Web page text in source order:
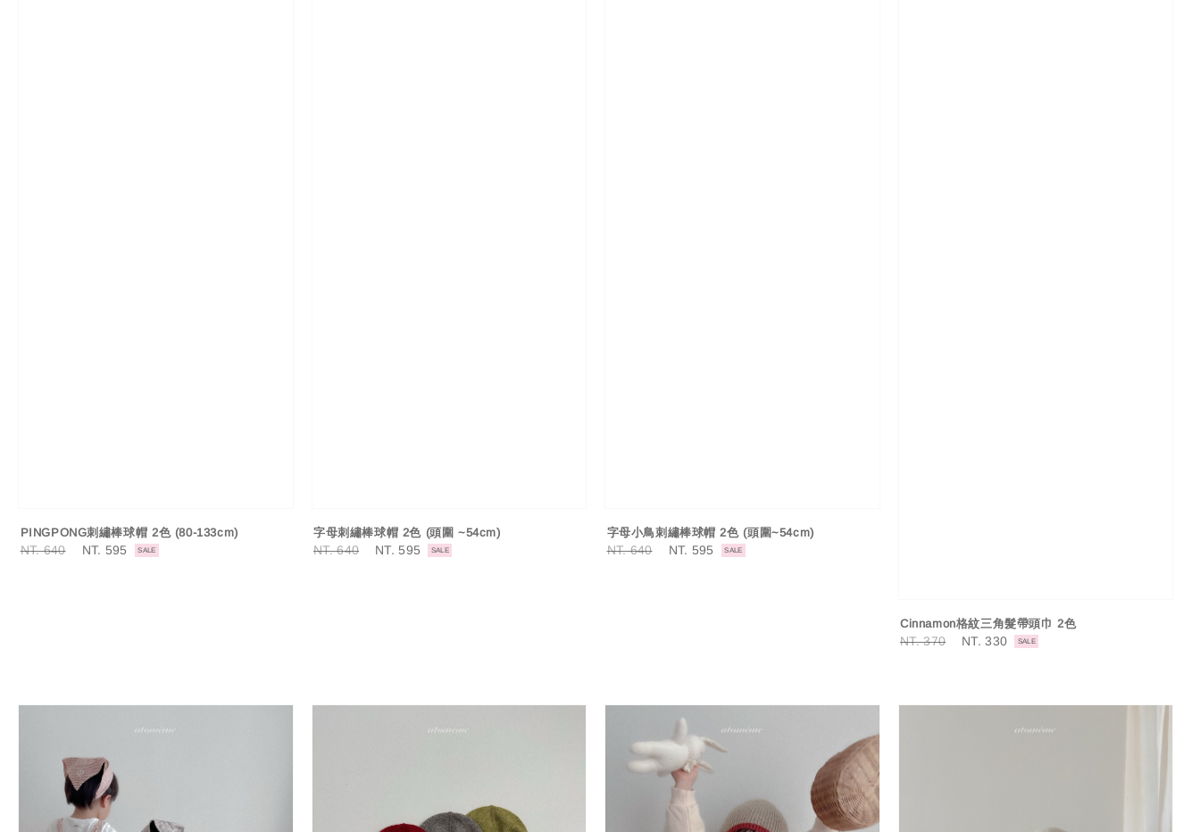
PINGPONG刺繡棒球帽 2色 (80-133cm)
Regular
NT. 640
Sale
NT. 595 SALE
字母刺繡棒球帽 2色 (頭圍 ~54cm)
Regular
NT. 640
Sale
NT. 595 SALE
字母小鳥刺繡棒球帽 2色 (頭圍~54cm)
Regular
NT. 640
Sale
NT. 595 SALE
Cinnamon格紋三角髮帶頭巾 2色
Regular
NT. 370
Sale
NT. 330 SALE